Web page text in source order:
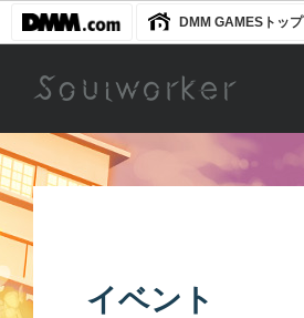
DMM GAMESトップ
イベント